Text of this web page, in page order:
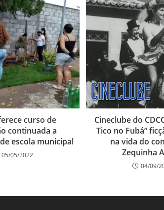
curso de
continuada a
escola municipal
05/05/2022
Cineclube do
Tico no Fubá”
na vida do
Zequinha
04/09/